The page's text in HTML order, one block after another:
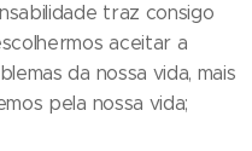
traz consigo
aceitar a
da nossa vida, mais
pela nossa vida;